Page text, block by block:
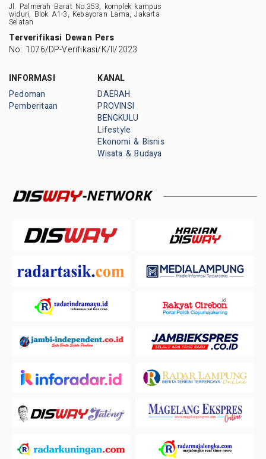
Jl. Palmerah Barat No.353, komplek kampus
widuri, Blok A1-3, Kebayoran Lama, Jakarta
Selatan
Terverifikasi Dewan Pers
No: 1076/DP-Verifikasi/K/II/2023
INFORMASI
Pedoman
Pemberitaan
KANAL
DAERAH
PROVINSI
BENGKULU
Lifestyle
Ekonomi & Bisnis
Wisata & Budaya